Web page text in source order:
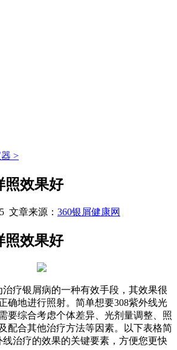
>
照效果好
文章来源： 360银屑健康网
照效果好
治疗银屑病的一种有效手段，其效果很
确地进行照射。简单想要308紫外线光
要综合考虑个体差异、光剂量调整、照
配合其他治疗方法等因素。以下表格简
线治疗的效果的关键要素，方便您更快